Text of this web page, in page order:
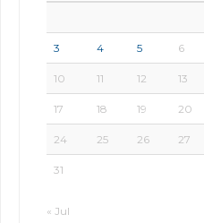
3 4 5 6
10 11 12 13
17 18 19 20
24 25 26 27
31
« Jul